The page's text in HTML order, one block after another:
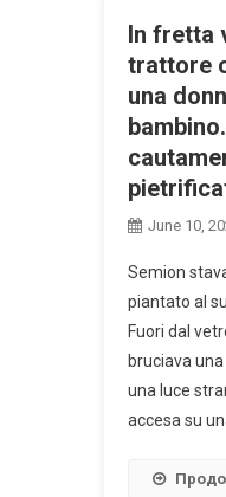
In fretta
trattore
una
June 10,
Semion
piantato al
Fuori dal
bruciava
una luce
accesa su